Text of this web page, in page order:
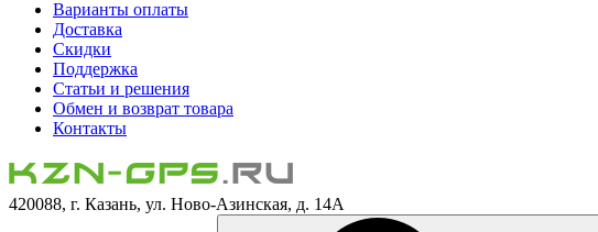
Варианты оплаты
Доставка
Скидки
Поддержка
Статьи и решения
Обмен и возврат товара
Контакты
420088, г. Казань, ул. Ново-Азинская, д. 14А